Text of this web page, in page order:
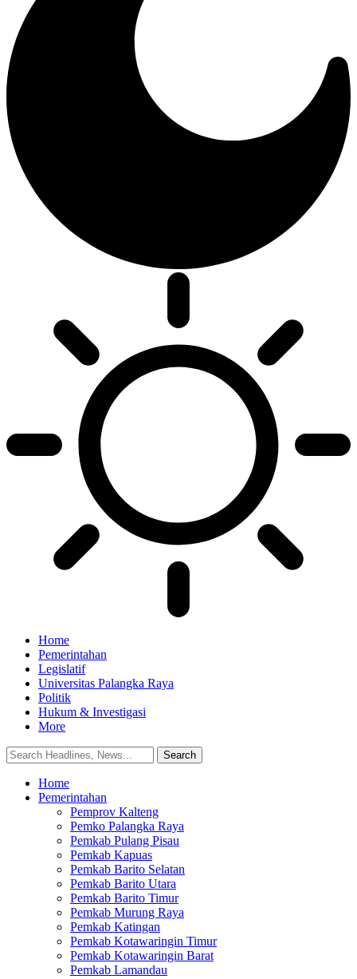
Home
Pemerintahan
Legislatif
Universitas Palangka Raya
Politik
Hukum & Investigasi
More
Home
Pemerintahan
Pemprov Kalteng
Pemko Palangka Raya
Pemkab Pulang Pisau
Pemkab Kapuas
Pemkab Barito Selatan
Pemkab Barito Utara
Pemkab Barito Timur
Pemkab Murung Raya
Pemkab Katingan
Pemkab Kotawaringin Timur
Pemkab Kotawaringin Barat
Pemkab Lamandau